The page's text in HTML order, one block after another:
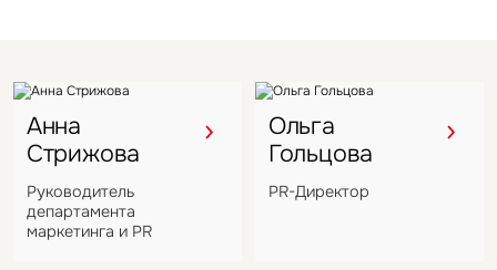
Анна
Стрижова
Руководитель
департамента
маркетинга и PR
Ольга
Гольцова
PR-Директор